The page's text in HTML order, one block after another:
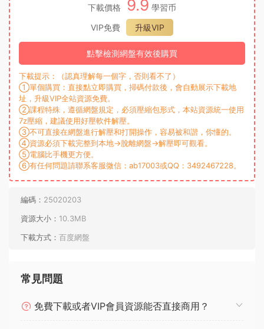
下載價格 9.9 學習币
VIP免費
升級VIP
點擊檢測網盤有效後購買
下載提示：（認真理解每一個字，否則看不了）
①單個購買：直接點立即購買，掃碼付款後，會自動展示下載地
址，升級VIP全站資源免費。
②課程特殊，遵循網盤規定，必須壓縮包形式，本站資源統一使用
7z壓縮，建議使用好壓軟件解壓。
③不可直接在網盤進行解壓和打開操作，容易被和諧，你懂的。
④資源必須下載完整到本地→脫離網盤→解壓即可觀看。
⑤電腦比手機更方便。
⑥有任何問題請聯系客服微信：ab17003或QQ：3492467228。
編碼： 25020203
資源大小： 10.3MB
下載方式： 百度網盤
常見問題
免費下載或者VIP會員資源能否直接商用？